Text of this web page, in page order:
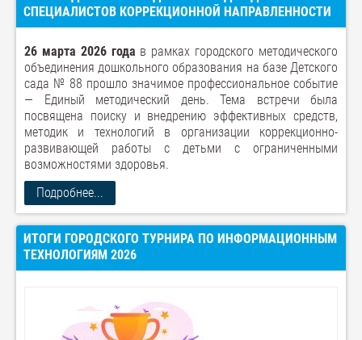
СПЕЦИАЛИСТОВ КОРРЕКЦИОННОЙ НАПРАВЛЕННОСТИ
26 марта 2026 года в рамках городского методического
объединения дошкольного образования на базе Детского
сада № 88 прошло значимое профессиональное событие
— Единый методический день. Тема встречи была
посвящена поиску и внедрению эффективных средств,
методик и технологий в организации коррекционно-
развивающей работы с детьми с ограниченными
возможностями здоровья.
Подробнее...
ИТОГИ ГОРОДСКОГО ТУРНИРА ПО ИНФОРМАЦИОННЫМ
ТЕХНОЛОГИЯМ 2026